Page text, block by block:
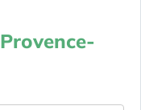
Provence-